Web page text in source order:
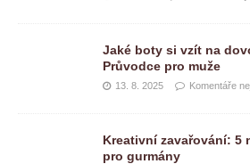
Jaké boty si vzít na
Průvodce pro muže
13. 8. 2025 Komentáře
Kreativní zavařování: 5
pro gurmány